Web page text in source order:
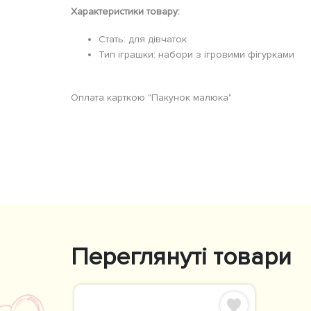
Характеристики товару:
Стать: для дівчаток
Тип іграшки: набори з ігровими фігурками
Оплата карткою "Пакунок малюка"
Переглянуті товари